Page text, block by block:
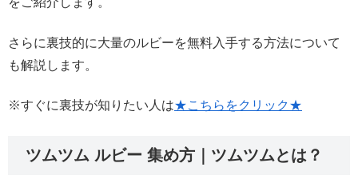
さらに裏技的に大量のルビーを無料入手する方法について
も解説します。
※すぐに裏技が知りたい人は★こちらをクリック★
ツムツム ルビー 集め方｜ツムツムとは？